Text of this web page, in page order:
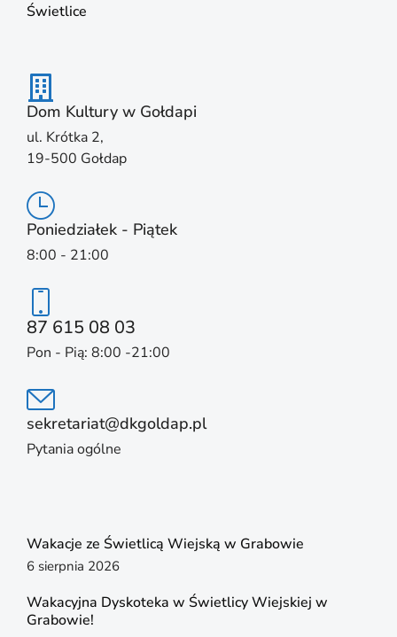
Świetlice
Dom Kultury w Gołdapi
ul. Krótka 2,
19-500 Gołdap
Poniedziałek - Piątek
8:00 - 21:00
87 615 08 03
Pon - Pią: 8:00 -21:00
sekretariat@dkgoldap.pl
Pytania ogólne
Wakacje ze Świetlicą Wiejską w Grabowie
6 sierpnia 2026
Wakacyjna Dyskoteka w Świetlicy Wiejskiej w
Grabowie!